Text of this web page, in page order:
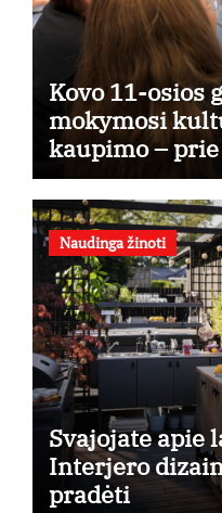
Kovo 11-osios
mokymosi
kaupimo –
taikymo
Naudinga žinoti
Svajojate apie
Interjero
pradėti